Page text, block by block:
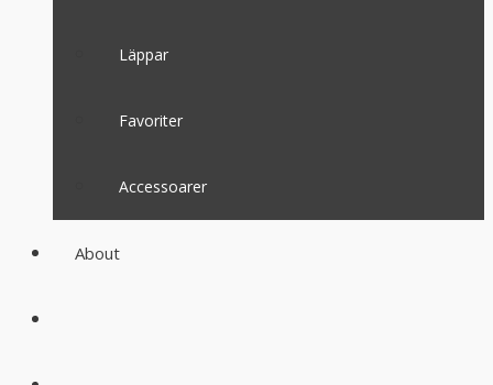
Läppar
Favoriter
Accessoarer
About